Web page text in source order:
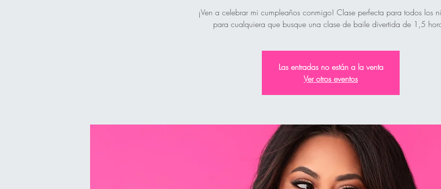
¡Ven a celebrar mi cumpleaños conmigo! Clase perfecta para todos los
para cualquiera que busque una clase de baile divertida de 1,5
Las entradas no están a la venta
Ver otros eventos